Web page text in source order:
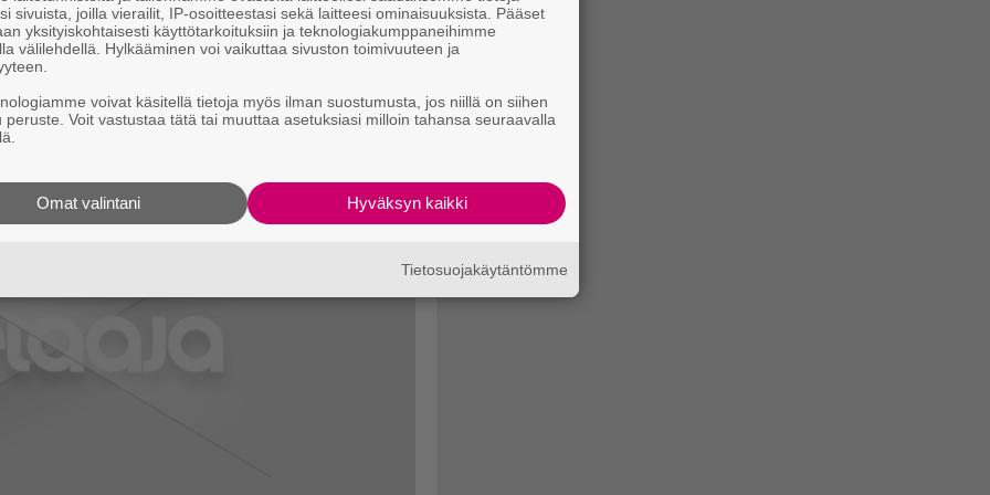
yhtenä pakettina nykykonsoleille.
sivuista, joilla vierailit, IP-osoitteestasi sekä laitteesi ominaisuuksista. Pääset
yksityiskohtaisesti käyttötarkoituksiin ja teknologiakumppaneihimme
välilehdellä. Hylkääminen voi vaikuttaa sivuston toimivuuteen ja
voivat käsitellä tietoja myös ilman suostumusta, jos niillä on siihen
peruste. Voit vastustaa tätä tai muuttaa asetuksiasi milloin tahansa seuraavalla
Hyväksyn kaikki
Omat valintani
Tietosuojakäytäntömme